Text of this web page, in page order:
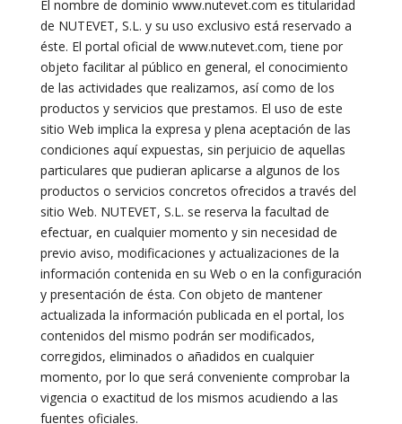
El nombre de dominio www.nutevet.com es titularidad
de NUTEVET, S.L. y su uso exclusivo está reservado a
éste. El portal oficial de www.nutevet.com, tiene por
objeto facilitar al público en general, el conocimiento
de las actividades que realizamos, así como de los
productos y servicios que prestamos. El uso de este
sitio Web implica la expresa y plena aceptación de las
condiciones aquí expuestas, sin perjuicio de aquellas
particulares que pudieran aplicarse a algunos de los
productos o servicios concretos ofrecidos a través del
sitio Web. NUTEVET, S.L. se reserva la facultad de
efectuar, en cualquier momento y sin necesidad de
previo aviso, modificaciones y actualizaciones de la
información contenida en su Web o en la configuración
y presentación de ésta. Con objeto de mantener
actualizada la información publicada en el portal, los
contenidos del mismo podrán ser modificados,
corregidos, eliminados o añadidos en cualquier
momento, por lo que será conveniente comprobar la
vigencia o exactitud de los mismos acudiendo a las
fuentes oficiales.